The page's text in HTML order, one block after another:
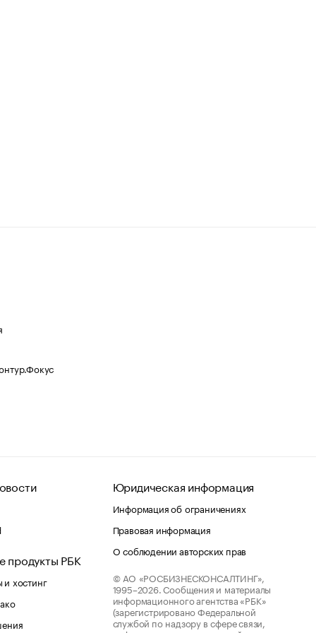
продукты РБК
хостинг
Юридическая информация
Информация об ограничениях
Правовая информация
О соблюдении авторских прав
© АО «РОСБИЗНЕСКОНСАЛТИНГ»,
1995–2026. Сообщения и материалы
информационного агентства «РБК»
(зарегистрировано Федеральной
службой по надзору в сфере связи,